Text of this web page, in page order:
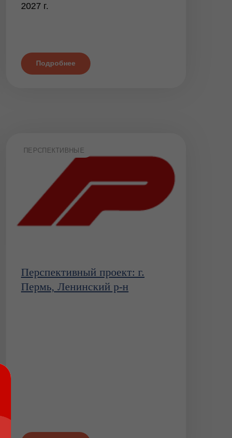
2027 г.
Подробнее
ПЕРСПЕКТИВНЫЕ
Перспективный проект: г.
Пермь, Ленинский р-н